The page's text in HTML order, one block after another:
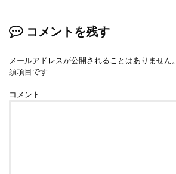
コメントを残す
メールアドレスが公開されることはありません。
須項目です
コメント